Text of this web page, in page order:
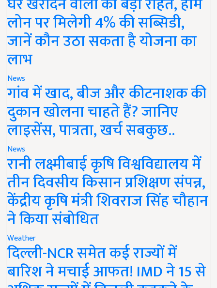
लोन पर मिलेगी 4% की सब्सिडी,
जानें कौन उठा सकता है योजना का
लाभ
News
गांव में खाद, बीज और कीटनाशक की
दुकान खोलना चाहते हैं? जानिए
लाइसेंस, पात्रता, खर्च सबकुछ..
News
रानी लक्ष्मीबाई कृषि विश्वविद्यालय में
तीन दिवसीय किसान प्रशिक्षण संपन्न,
केंद्रीय कृषि मंत्री शिवराज सिंह चौहान
ने किया संबोधित
Weather
दिल्ली-NCR समेत कई राज्यों में
बारिश ने मचाई आफत! IMD ने 15 से